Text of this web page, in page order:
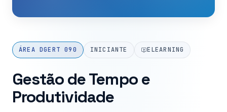
ÁREA DGERT 090 INICIANTE ELEARNING
Gestão de Tempo e
Produtividade